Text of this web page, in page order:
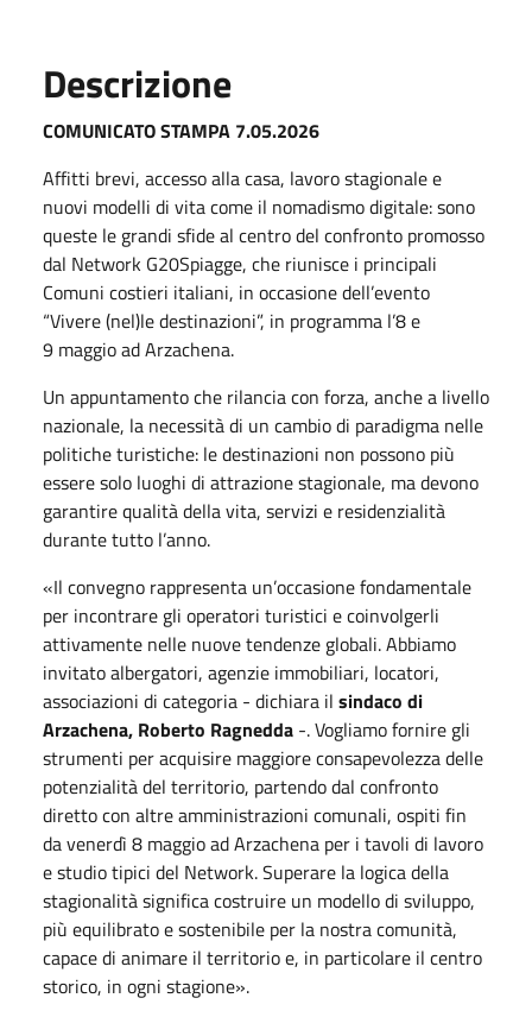
Descrizione
COMUNICATO STAMPA 7.05.2026
Affitti brevi, accesso alla casa, lavoro stagionale e
nuovi modelli di vita come il nomadismo digitale: sono
queste le grandi sfide al centro del confronto promosso
dal Network G20Spiagge, che riunisce i principali
Comuni costieri italiani, in occasione dell’evento
“Vivere (nel)le destinazioni”, in programma l’8 e
9 maggioad Arzachena.
Un appuntamento che rilancia con forza, anche a livello
nazionale, la necessità di un cambio di paradigma nelle
politiche turistiche: le destinazioni non possono più
essere solo luoghi di attrazione stagionale, ma devono
garantire qualità della vita, servizi e residenzialità
durante tutto l’anno.
«Il convegno rappresenta un’occasione fondamentale
per incontrare gli operatori turistici e coinvolgerli
attivamente nelle nuove tendenze globali. Abbiamo
invitato albergatori, agenzie immobiliari, locatori,
associazioni di categoria - dichiara il sindaco di
Arzachena, Roberto Ragnedda -. Vogliamo fornire gli
strumenti per acquisire maggiore consapevolezza delle
potenzialità del territorio, partendo dal confronto
diretto con altre amministrazioni comunali, ospiti fin
da venerdì 8 maggioad Arzachena per i tavoli di lavoro
e studio tipici del Network. Superare la logica della
stagionalità significa costruire un modello di sviluppo,
più equilibrato e sostenibile per la nostra comunità,
capace di animare il territorio e, in particolare il centro
storico, in ogni stagione».